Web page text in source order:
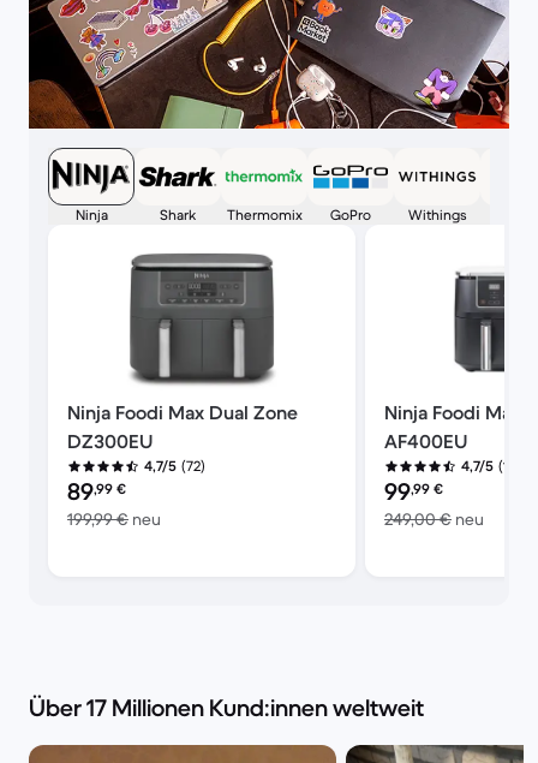
Ninja Shark Thermomix GoPro Withings
Ninja Foodi Max Dual Zone
DZ300EU
4,7/5 (72)
Preis des erneuerten Produkts:
89,99 €
199,99 € neu Im Vergleich zum Neupreis von 199,99 €
Ninja Foodi Max
AF400EU
4,7/5 (1.168)
Preis des
99,99 €
249,00 € neu
Über 17 Millionen Kund:innen weltweit